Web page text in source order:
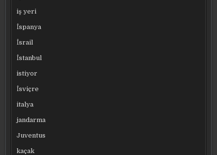
iş yeri
İspanya
İsrail
İstanbul
istiyor
İsviçre
italya
jandarma
Juventus
kaçak